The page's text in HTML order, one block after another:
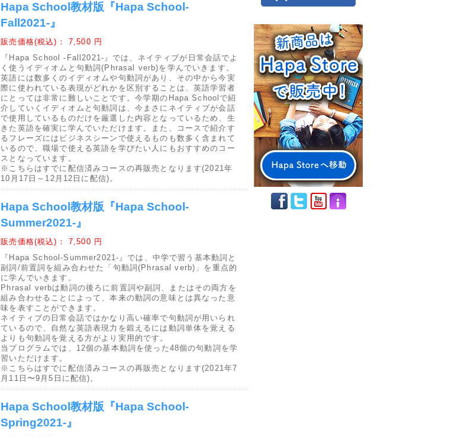
Hapa School教材版『Hapa School-
Fall2021-』
販売価格(税込)： 7,500 円
『Hapa School -Fall2021-』では、ネイティブが日常会話でよ
く使うイディオムと句動詞(Phrasal verb)を学んでいきます。
英語には数多くのイディオムや句動詞があり、その中から今実
際に使われている表現がどれかを区別することは、英語学習者
にとっては非常に難しいことです。今学期のHapa Schoolで紹
介していくイディオムと句動詞は、今まさにネイティブが会話
で使用しているものだけを厳選した内容となっているため、生
きた英語を確実に学んでいただけます。また、コースで紹介す
るフレーズにはビジネスシーンで使えるものも数多く含まれて
いるので、職場で使える英語を学びたい人にもおすすめのコー
スとなっています。
※こちらはすでに配信済みコースの再販売となります(2021年
10月17日～12月12日に配信)。
Hapa School教材版『Hapa School-
Summer2021-』
販売価格(税込)： 7,500 円
『Hapa School-Summer2021-』では、中学で習う基本動詞と
副詞/前置詞を組み合わせた「句動詞(Phrasal verb)」を重点的
に学んでいきます。
Phrasal verbは動詞の後ろに前置詞や副詞、またはその両方を
組み合わせることによって、本来の動詞の意味とは異なった意
味を表すことができます。
ネイティブの日常会話ではかなり高い確率で句動詞が用いられ
ているので、自然な英語表現力を鍛えるには動詞単体を覚える
よりも句動詞を覚える方がより実用的です。
当プログラムでは、12個の基本動詞を使った48個の句動詞を学
習いただけます。
※こちらはすでに配信済みコースの再販売となります(2021年7
月11日〜9月5日に配信)。
Hapa School教材版『Hapa School-
Spring2021-』